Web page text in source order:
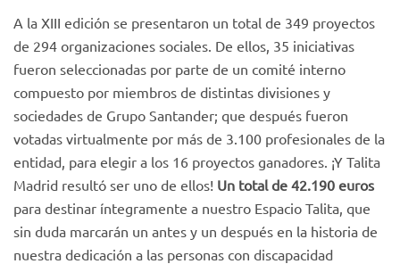
A la XIII edición se presentaron un total de 349 proyectos
de 294 organizaciones sociales. De ellos, 35 iniciativas
fueron seleccionadas por parte de un comité interno
compuesto por miembros de distintas divisiones y
sociedades de Grupo Santander; que después fueron
votadas virtualmente por más de 3.100 profesionales de la
entidad, para elegir a los 16 proyectos ganadores. ¡Y Talita
Madrid resultó ser uno de ellos! Un total de 42.190 euros
para destinar íntegramente a nuestro Espacio Talita, que
sin duda marcarán un antes y un después en la historia de
nuestra dedicación a las personas con discapacidad